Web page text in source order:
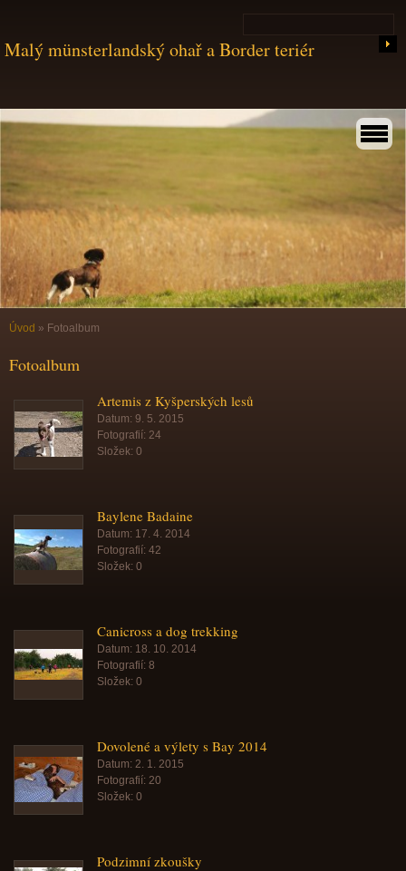
Malý münsterlandský ohař a Border teriér
Úvod » Fotoalbum
Fotoalbum
Artemis z Kyšperských lesů
Datum: 9. 5. 2015
Fotografií: 24
Složek: 0
Baylene Badaine
Datum: 17. 4. 2014
Fotografií: 42
Složek: 0
Canicross a dog trekking
Datum: 18. 10. 2014
Fotografií: 8
Složek: 0
Dovolené a výlety s Bay 2014
Datum: 2. 1. 2015
Fotografií: 20
Složek: 0
Podzimní zkoušky